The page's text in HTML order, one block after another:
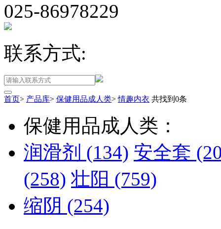
025-86978229
联系方式:
首页> 产品库> 保健用品成人类>情趣内衣 共找到 0条
保健用品成人类：
润滑剂 (134) 安全套
(258) 壮阳 (759)
缩阴 (254)